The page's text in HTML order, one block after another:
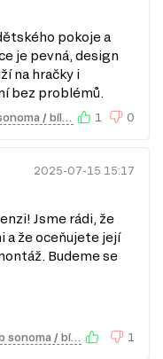
které zahrnují
na našich
pokoje a
je pevná, design
na hračky i
bez problémů.
1 0
2025-07-15 15:17
Jsme rádi, že
a že oceňujete její
Budeme se
Postel 1s/90x200 dub sonoma / bílý Tips 1